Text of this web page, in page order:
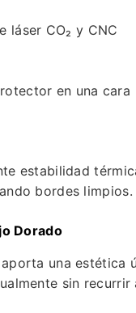
láser CO₂ y CNC
en una cara
estabilidad
bordes limpios.
Dorado
una estética
sin